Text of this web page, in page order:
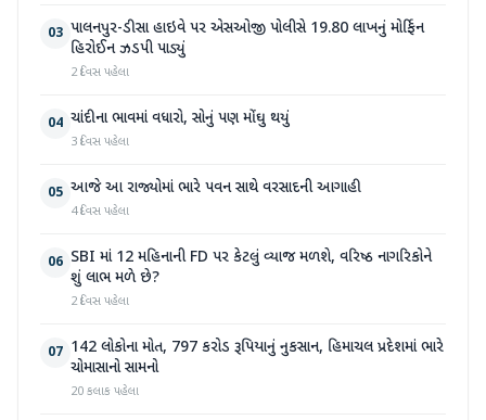
03 પાલનપુર-ડીસા હાઇવે પર એસઓજી પોલીસે 19.80 લાખનું મોર્ફિન
હિરોઈન ઝડપી પાડ્યું
2 દિવસ પહેલા
04 ચાંદીના ભાવમાં વધારો, સોનું પણ મોંઘુ થયું
3 દિવસ પહેલા
05 આજે આ રાજ્યોમાં ભારે પવન સાથે વરસાદની આગાહી
4 દિવસ પહેલા
06 SBI માં 12 મહિનાની FD પર કેટલું વ્યાજ મળશે, વરિષ્ઠ નાગરિકોને
શું લાભ મળે છે?
2 દિવસ પહેલા
07 142 લોકોના મોત, 797 કરોડ રૂપિયાનું નુકસાન, હિમાચલ પ્રદેશમાં ભારે
ચોમાસાનો સામનો
20 કલાક પહેલા